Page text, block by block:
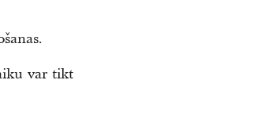
var tikt